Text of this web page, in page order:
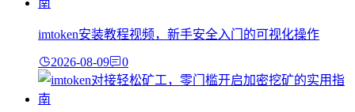
imtoken安装教程视频，新手安全入门的可视化操作
2026-08-09 0